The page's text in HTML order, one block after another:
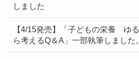
しました
【4/15発売】「子どもの栄養 ゆ
ら考えるQ＆A」一部執筆しました。